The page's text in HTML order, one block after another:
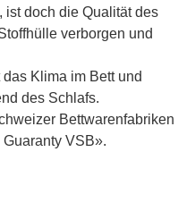
ist doch die Qualität des
verborgen und
Klima im Bett und
des Schlafs.
Bettwarenfabriken
VSB».